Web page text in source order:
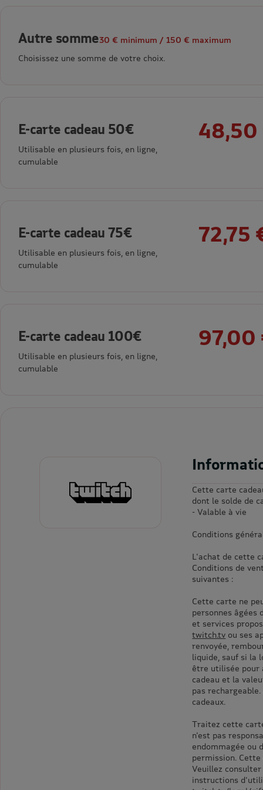
Autre somme30 € minimum / 150 € maximum
Choisissez une somme de votre choix.
E-carte cadeau 50€
Utilisable en plusieurs fois, en ligne,
cumulable
48,50
E-carte cadeau 75€
Utilisable en plusieurs fois, en ligne,
cumulable
72,75
E-carte cadeau 100€
Utilisable en plusieurs fois, en ligne,
cumulable
97,00
Cette carte
dont le solde de
- Valable à vie
Conditions
L'achat de cette
Conditions de
suivantes :
Cette carte ne
personnes âgées
et services
twitch.tv ou ses
renvoyée,
liquide, sauf si la
être utilisée pour
cadeau et la
pas
cadeaux.
Traitez cette
n'est pas
endommagée ou
permission.
Veuillez
instructions